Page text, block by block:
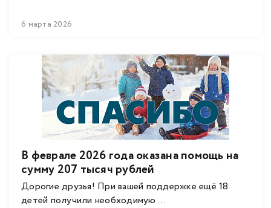
6 марта 2026
В феврале 2026 года оказана помощь на
сумму 207 тысяч рублей
Дорогие друзья! При вашей поддержке ещё 18
детей получили необходимую ...